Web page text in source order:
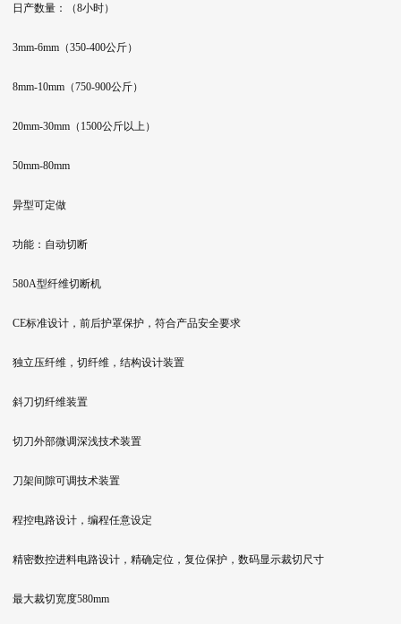
日产数量：（8小时）
3mm-6mm（350-400公斤）
8mm-10mm（750-900公斤）
20mm-30mm（1500公斤以上）
50mm-80mm
异型可定做
功能：自动切断
580A型纤维切断机
CE标准设计，前后护罩保护，符合产品安全要求
独立压纤维，切纤维，结构设计装置
斜刀切纤维装置
切刀外部微调深浅技术装置
刀架间隙可调技术装置
程控电路设计，编程任意设定
精密数控进料电路设计，精确定位，复位保护，数码显示裁切尺寸
最大裁切宽度580mm